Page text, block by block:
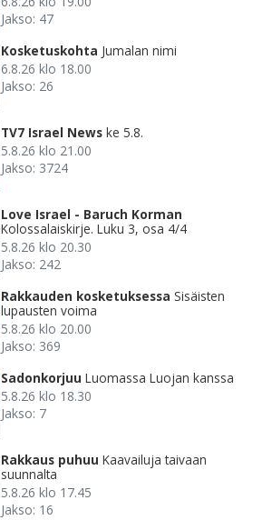
Jakso: 47
Kosketuskohta Jumalan nimi
6.8.26 klo 18.00
Jakso: 26
TV7 Israel News ke 5.8.
5.8.26 klo 21.00
Jakso: 3724
Love Israel - Baruch Korman
Kolossalaiskirje. Luku 3, osa 4/4
5.8.26 klo 20.30
Jakso: 242
Rakkauden kosketuksessa Sisäisten
lupausten voima
5.8.26 klo 20.00
Jakso: 369
Sadonkorjuu Luomassa Luojan kanssa
5.8.26 klo 18.30
Jakso: 7
Rakkaus puhuu Kaavailuja taivaan
suunnalta
5.8.26 klo 17.45
Jakso: 16